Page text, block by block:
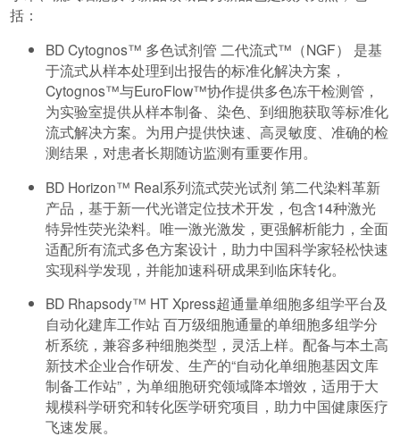
括：
BD Cytognos™ 多色试剂管 二代流式™（NGF） 是基
于流式从样本处理到出报告的标准化解决方案，
Cytognos™与EuroFlow™协作提供多色冻干检测管，
为实验室提供从样本制备、染色、到细胞获取等标准化
流式解决方案。为用户提供快速、高灵敏度、准确的检
测结果，对患者长期随访监测有重要作用。
BD Horizon™ Real系列流式荧光试剂 第二代染料革新
产品，基于新一代光谱定位技术开发，包含14种激光
特异性荧光染料。唯一激光激发，更强解析能力，全面
适配所有流式多色方案设计，助力中国科学家轻松快速
实现科学发现，并能加速科研成果到临床转化。
BD Rhapsody™ HT Xpress超通量单细胞多组学平台及
自动化建库工作站 百万级细胞通量的单细胞多组学分
析系统，兼容多种细胞类型，灵活上样。配备与本土高
新技术企业合作研发、生产的“自动化单细胞基因文库
制备工作站”，为单细胞研究领域降本增效，适用于大
规模科学研究和转化医学研究项目，助力中国健康医疗
飞速发展。